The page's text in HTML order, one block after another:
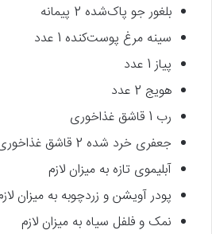
بلغور جو پاک‌شده 2 پیمانه
سینه مرغ پوست‌کنده 1 عدد
پیاز 1 عدد
هویج 2 عدد
رب 1 قاشق غذاخوری
جعفری خرد شده 2 قاشق غذاخوری
آبلیموی تازه به میزان لازم
پودر آویشن و زردچوبه به میزان
نمک و فلفل سیاه به میزان لازم